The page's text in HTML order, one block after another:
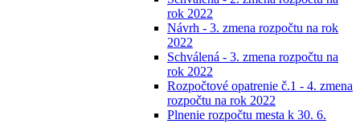
rok 2022
Návrh - 3. zmena rozpočtu na rok
2022
Schválená - 3. zmena rozpočtu na
rok 2022
Rozpočtové opatrenie č.1 - 4. zmena
rozpočtu na rok 2022
Plnenie rozpočtu mesta k 30. 6.